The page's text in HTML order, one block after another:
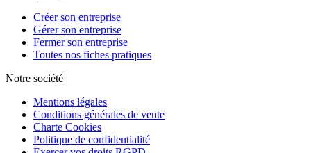
Créer son entreprise
Gérer son entreprise
Fermer son entreprise
Toutes nos fiches pratiques
Notre société
Mentions légales
Conditions générales de vente
Charte Cookies
Politique de confidentialité